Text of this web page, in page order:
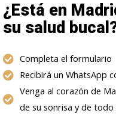
¿Está en
su salud
Completa el formulario
Recibirá un WhatsApp
Venga al corazón de
de su sonrisa y de todo